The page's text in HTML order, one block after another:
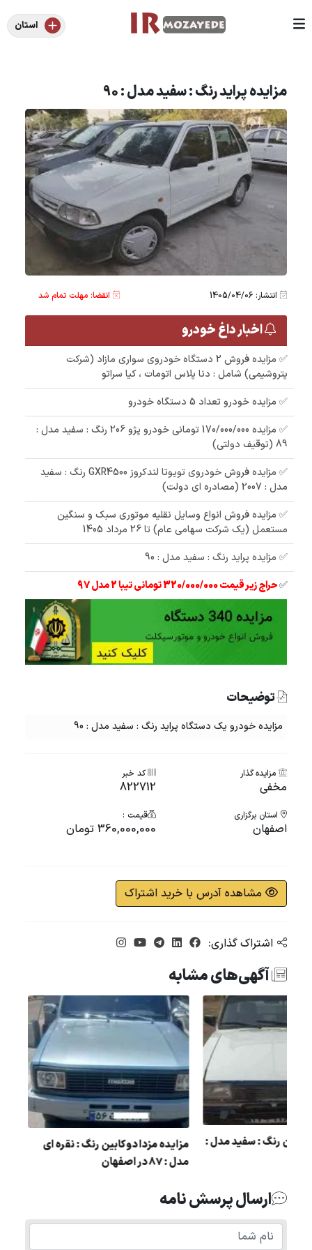
استان
مزایده پراید رنگ : سفید مدل : 90
انتشار: 1405/04/06 انقضا: مهلت تمام شد
اخبار داغ خودرو
✅ مزایده فروش 2 دستگاه خودروی سواری مازاد (شرکت
پتروشیمی) شامل : دنا پلاس اتومات ، کیا سراتو
✅ مزایده خودرو تعداد 5 دستگاه خودرو
✅ مزایده 170/000/000 تومانی خودرو پژو 206 رنگ : سفید مدل :
89 (توقیف دولتی)
✅ مزایده فروش خودروی تویوتا لندکروز GXR4500 رنگ : سفید
مدل : 2007 (مصادره ای دولت)
✅ مزایده فروش انواع وسایل نقلیه موتوری سبک و سنگین
مستعمل (یک شرکت سهامی عام) تا 26 مرداد 1405
✅ مزایده پراید رنگ : سفید مدل : 90
✅حراج زیر قیمت 320/000/000 تومانی تیبا 2 مدل 97
توضیحات
مزایده خودرو یک دستگاه پراید رنگ : سفید مدل : 90
مزایده گذار
مخفی
کد خبر
822712
استان برگزاری
اصفهان
قیمت :
360,000,000 تومان
مشاهده آدرس با خرید اشتراک
اشتراک گذاری:
آگهی‌های مشابه
مزایده مزدا دو کابین رنگ :
مدل : 87 در اصفهان
مزایده وانت پیکان رنگ : سفید مدل :
ارسال پرسش نامه